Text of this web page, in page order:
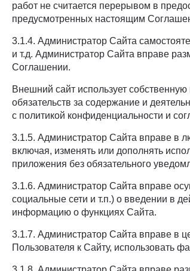
работ не считается перерывом в
предусмотренных настоящим
3.1.4. Администратор Сайта
и т.д. Администратор Сайта вправе
Соглашении.
Внешний сайт использует
обязательств за содержание и
с политикой конфиденциальности и
3.1.5. Администратор Сайта вправе в
включая, изменять или дополнять
приложения без обязательного
3.1.6. Администратор Сайта вправе
социальные сети и т.п.) о введении в
информацию о функциях Сайта.
3.1.7. Администратор Сайта вправе в
Пользователя к Сайту, использовать